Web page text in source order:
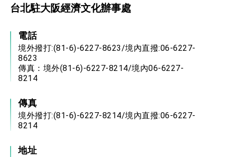
台北駐大阪經濟文化辦事處
電話
境外撥打:(81-6)-6227-8623/境內直撥:06-6227-
8623
傳真：境外(81-6)-6227-8214/境內06-6227-
8214
傳真
境外撥打:(81-6)-6227-8214/境內直撥:06-6227-
8214
地址